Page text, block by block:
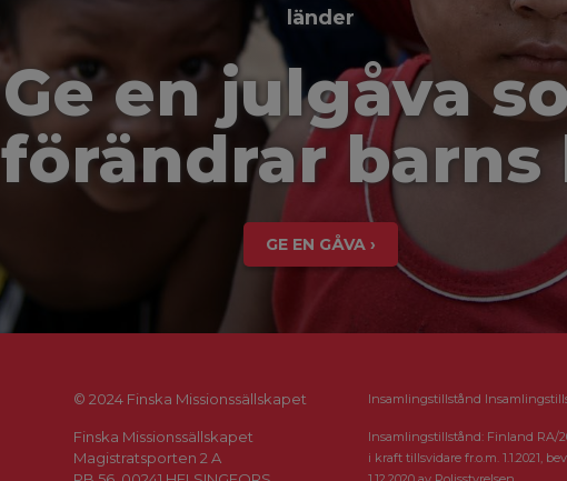
länder
Ge en julgåva
förändrar barns
GE EN GÅVA ›
© 2024 Finska Missionssällskapet
Finska Missionssällskapet
Magistratsporten 2 A
Insamlingstillstånd
Insamlingstillstånd: Finland RA/
i kraft tillsvidare fr.o.m. 1.1.2021,